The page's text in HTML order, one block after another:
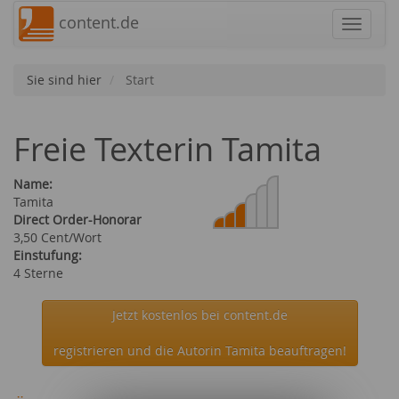
content.de
Sie sind hier Start
Freie Texterin Tamita
Name:
Tamita
Direct Order-Honorar
3,50 Cent/Wort
Einstufung:
4 Sterne
Jetzt kostenlos bei content.de
registrieren und die Autorin Tamita beauftragen!